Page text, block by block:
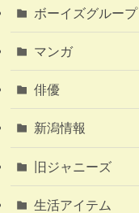
ボーイズグループ
マンガ
俳優
新潟情報
旧ジャニーズ
生活アイテム